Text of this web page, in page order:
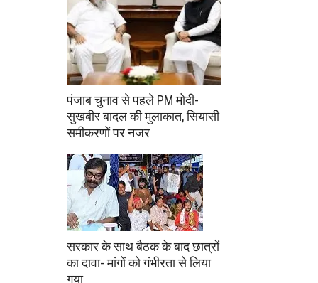
पंजाब चुनाव से पहले PM मोदी-
सुखबीर बादल की मुलाकात, सियासी
समीकरणों पर नजर
सरकार के साथ बैठक के बाद छात्रों
का दावा- मांगों को गंभीरता से लिया
गया